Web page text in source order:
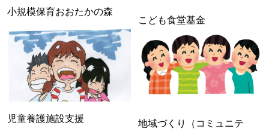
小規模保育おおたかの森
こども食堂基金
児童養護施設支援
地域づくり（コミュニテ